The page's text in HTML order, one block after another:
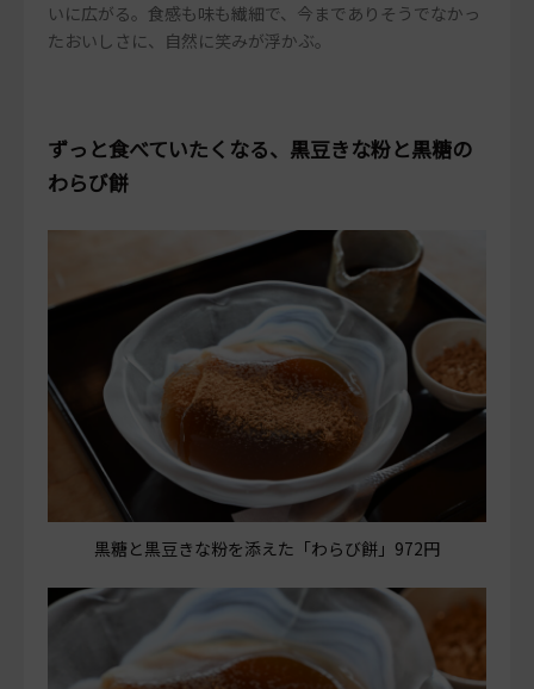
いに広がる。食感も味も繊細で、今までありそうでなかっ
たおいしさに、自然に笑みが浮かぶ。
ずっと食べていたくなる、黒豆きな粉と黒糖の
わらび餅
黒糖と黒豆きな粉を添えた「わらび餅」972円